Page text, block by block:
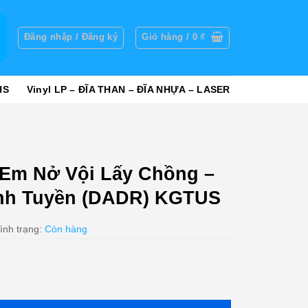
Đăng nhập / Đăng ký Giỏ hàng / 0₫
Vinyl LP – ĐĨA THAN – ĐĨA NHỰA – LASER
Nở Vội Lấy Chồng –
Tuyền (DADR) KGTUS
trạng: Còn hàng